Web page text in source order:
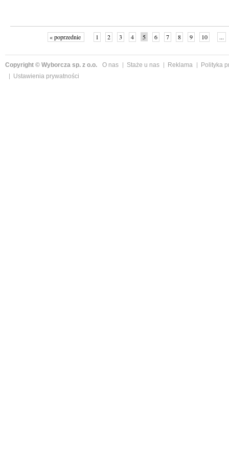
« poprzednie 1 2 3 4 5 6 7 8 9 10 ...
Copyright © Wyborcza sp. z o.o. O nas Staże u nas Reklama
Polityka
Ustawienia prywatności